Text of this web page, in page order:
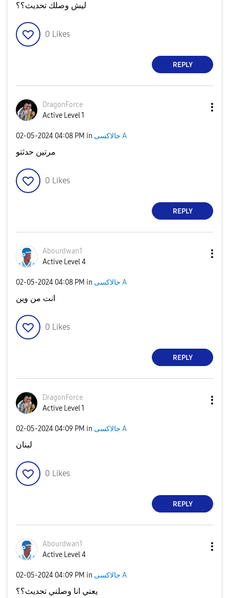
ليش وصلك تحديث؟؟
0 Likes
REPLY
DragonForce
Active Level 1
‎02-05-2024 04:08 PM in جالاكسى A
مرتين حدثتو
0 Likes
REPLY
Abourdwan1
Active Level 4
‎02-05-2024 04:08 PM in جالاكسى A
انت من وين
0 Likes
REPLY
DragonForce
Active Level 1
‎02-05-2024 04:09 PM in جالاكسى A
لبنان
0 Likes
REPLY
Abourdwan1
Active Level 4
‎02-05-2024 04:09 PM in جالاكسى A
يعني انا وصلني تحديث؟؟